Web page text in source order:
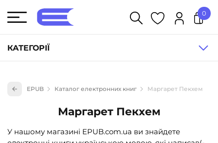
КАТЕГОРІЇ
Книги для дітей (836)
Книги для підлітків (240)
Науково-популярна література (1015)
0
EPUB Каталог електронних книг Маргарет Пекхем
Маргарет Пекхем
У нашому магазині EPUB.com.ua ви знайдете